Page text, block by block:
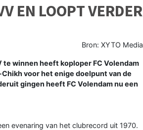
EN LOOPT VERDER
Bron: XYTO Media
te winnen heeft koploper FC Volendam
voor het enige doelpunt van de
gingen heeft FC Volendam nu een
evenaring van het clubrecord uit 1970.